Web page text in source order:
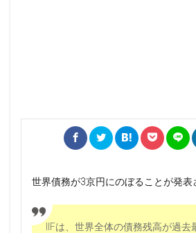
世界債務が3京円にのぼることが発表
IIFは、世界全体の債務残高が過